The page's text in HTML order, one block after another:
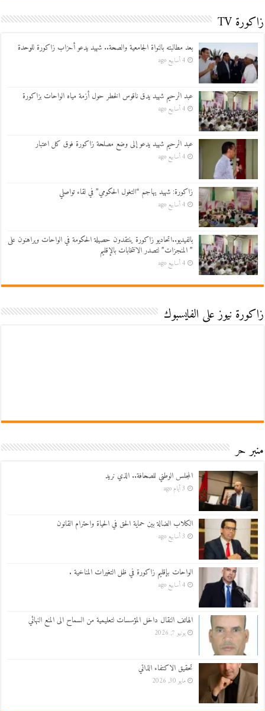
زاكورة TV
بعد مطالبته بالنواة الجامعية والصحة.. شهيد يدعو أحزاب زاكورة للوحدة
4 أسابيع ago
عبد الرحيم شهيد يدق ناقوس الخطر حول أزمة مياه الواحات بزاكورة
4 أسابيع ago
عبد الرحيم شهيد يدعو إلى وضع مصلحة زاكورة فوق كل اعتبار
4 أسابيع ago
زاكورة: شهيد يهاجم “التغول الحكومي” في لقاء تواصلي
4 أسابيع ago
بالفيديو..اتحاديو زاكورة ينتقدون حصيلة الحكومة في الواحات ويراهنون على
” المنجزات” لتصدر الانتخابات بالإقليم
4 أسابيع ago
زاكورة نيوز على الفايسبوك
منبر حر
المجلس الوطني للصحافة.. الذي نريد
3 أيام ago
الكلاب الضالة بين حماية الحق في الحياة واحترام القانون
3 أسابيع ago
الواحات بإقليم زاكورة في ظل التغيرات المناخية .
4 أسابيع ago
الهاتف النقال داخل المؤسسات لتعليمية من السماح الى المنع النهائي
يونيو 7, 2026
تحقيق الاكتفاء الذاتي
مايو 30, 2026